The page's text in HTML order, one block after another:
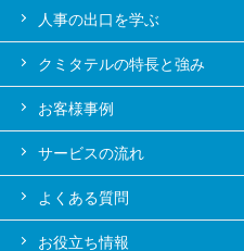
人事の出口を学ぶ
クミタテルの特長と強み
お客様事例
サービスの流れ
よくある質問
お役立ち情報